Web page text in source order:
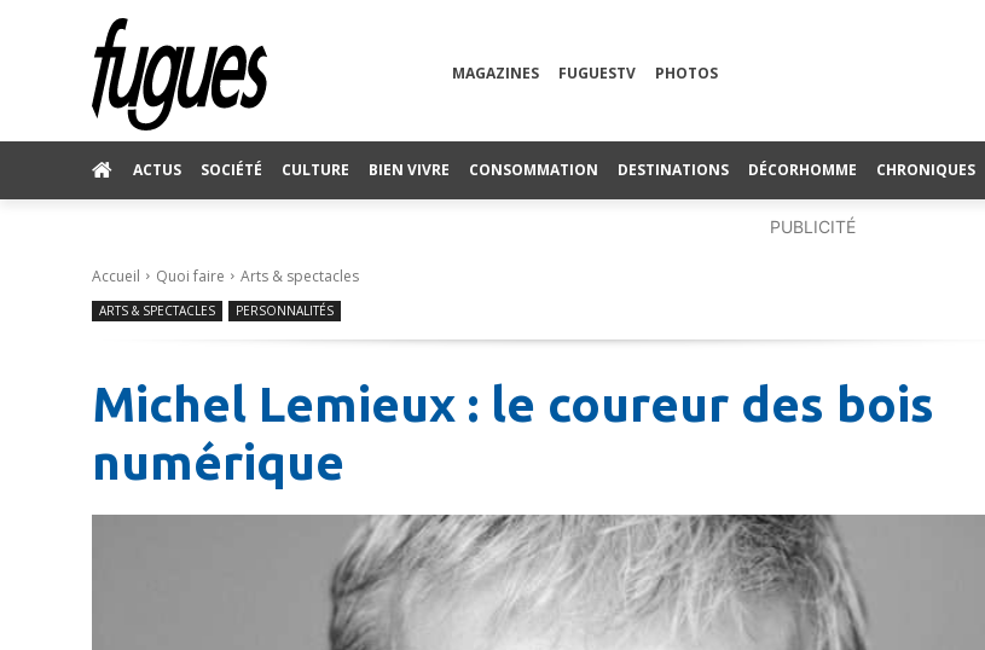
MAGAZINES FUGUESTV PHOTOS
ACTUS SOCIÉTÉ CULTURE BIEN VIVRE CONSOMMATION DESTINATIONS DÉCORHOMME CHRONIQUES
PUBLICITÉ
Accueil Quoi faire Arts & spectacles
ARTS & SPECTACLES PERSONNALITÉS
Michel Lemieux : le coureur des bois
numérique